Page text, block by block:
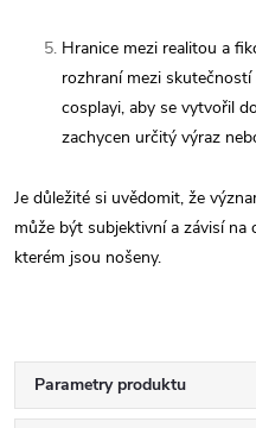
Hranice mezi realitou a
rozhraní mezi
cosplayi, aby se vytvořil
zachycen určitý výraz
Je důležité si uvědomit, že
může být subjektivní a závisí
kterém jsou nošeny.
Parametry produktu